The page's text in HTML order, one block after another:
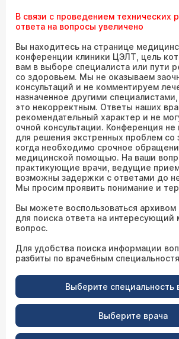
В связи с проведением технических
ответа на вопросы увеличено
Вы находитесь на странице
конференции клиники ЦЭЛТ, цель
вам в выборе специалиста или пути
со здоровьем. Мы не оказываем
консультаций и не комментируем
назначенное другими
это некорректным. Ответы наших
рекомендательный характер и не
очной консультации. Конференция не
для решения экстренных проблем со
когда необходимо срочное
медицинской помощью. На ваши
практикующие врачи, ведущие
возможны задержки с ответами до
Мы просим проявить понимание и
Вы можете воспользоваться
для поиска ответа на интересующий
вопрос.
Для удобства поиска информации
разбиты по врачебным
Выберите специальность
Выберите врача